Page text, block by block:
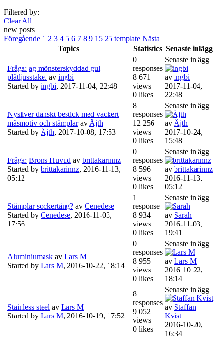
Filtered by:
Clear All
new posts
Föregående 1 2 3 4 5 6 7 8 9 15 25 template Nästa
Topics
Statistics Senaste inlägg
Fråga: ag mönsterskyddad gul
plåtljusstake. av ingbi
Started by ingbi, 2017-11-04, 22:48
0
responses
8 671
views
0 likes
Senaste inlägg
av ingbi
2017-11-04,
22:48
Nysilver danskt bestick med vackert
måsmotiv och stämplar av Äjth
Started by Äjth, 2017-10-08, 17:53
8
responses
12 256
views
0 likes
Senaste inlägg
av Äjth
2017-10-24,
15:48
Fråga: Brons Huvud av brittakarinnz
Started by brittakarinnz, 2016-11-13,
05:12
0
responses
8 596
views
0 likes
Senaste inlägg
av brittakarinnz
2016-11-13,
05:12
Stämplar sockertång? av Cenedese
Started by Cenedese, 2016-11-03,
17:56
1
response
8 934
views
0 likes
Senaste inlägg
av Sarah
2016-11-03,
19:41
Aluminiumask av Lars M
Started by Lars M, 2016-10-22, 18:14
0
responses
8 955
views
0 likes
Senaste inlägg
av Lars M
2016-10-22,
18:14
Stainless steel av Lars M
Started by Lars M, 2016-10-19, 17:52
8
responses
9 052
views
0 likes
Senaste inlägg
av Staffan
Kvist
2016-10-20,
16:34